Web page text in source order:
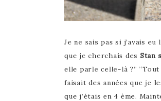
Je ne sais pas si j’avais
que je cherchais des Stan
elle parle celle-là ?”
faisait des années que je
que j’étais en 4 ème.